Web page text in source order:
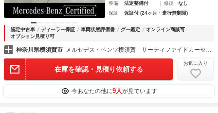
整備
法定整備付 修復
なし
保証
保証付 (24ヶ月・走行無制限)
認定中古車 ディーラー保証 車両状態評価書 グー鑑定
オンライン商談可
オプション見積り可
神奈川県横須賀市
在庫を確認・見積り依頼する
お気に入り
今あなたの他に9人が見ています